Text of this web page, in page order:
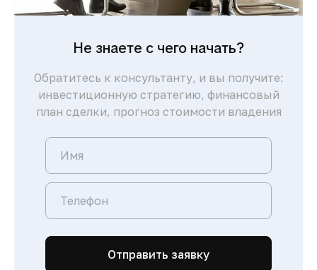
Не знаете с чего начать?
Обратитесь к консультанту, и вы получите:
инвестиционную стратегию, финансовый
план сделки, прогноз стоимости владения
Отправить заявку